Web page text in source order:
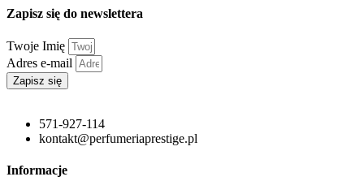
Zapisz się do newslettera
Twoje Imię
Adres e-mail
Zapisz się
571-927-114
kontakt@perfumeriaprestige.pl
Informacje